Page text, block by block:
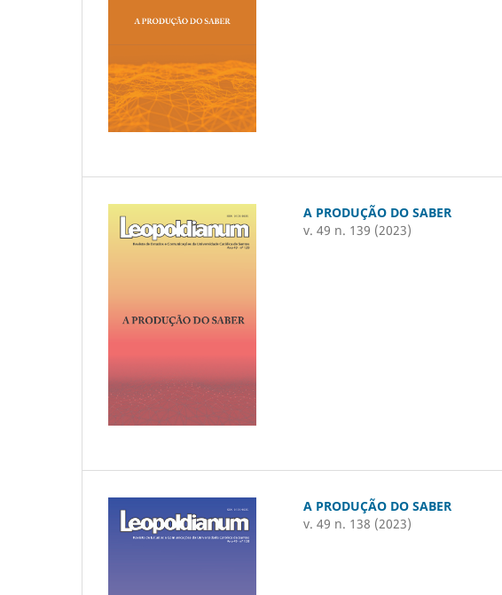
A PRODUÇÃO DO SABER
v. 49 n. 139 (2023)
A PRODUÇÃO DO SABER
v. 49 n. 138 (2023)